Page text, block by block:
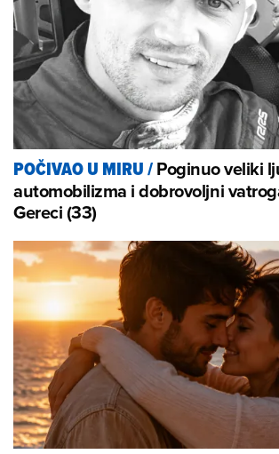
POČIVAO U MIRU/Poginuo veliki
automobilizma i dobrovoljni
Gereci (33)